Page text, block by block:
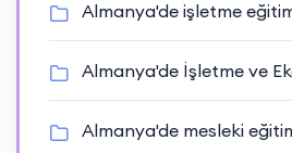
Almanya'de işletme
Almanya'de İşletme ve
Almanya'de mesleki